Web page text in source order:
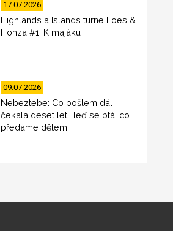
17.07.2026
Highlands a Islands turné Loes &
Honza #1: K majáku
09.07.2026
Nebeztebe: Co pošlem dál
čekala deset let. Teď se ptá, co
předáme dětem